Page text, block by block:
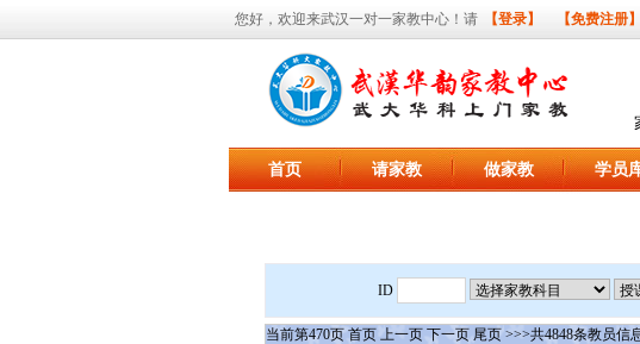
您好，欢迎来武汉一对一家教中心！请 【登录】 【免费注册】
首页 请家教 做家教 学员
ID
当前第470页 首页 上一页 下一页 尾页 >>>共4848条教员信